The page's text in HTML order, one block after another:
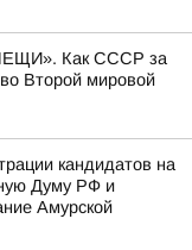
Как СССР за
Второй мировой
кандидатов на
Думу РФ и
Амурской